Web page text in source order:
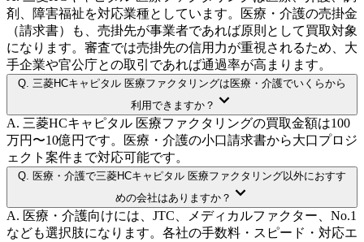
剤、障害福祉を対応業種としています。医療・介護の売掛金
（請求書）も、売掛先が事業者であれば原則として買取対象
になります。審査では売掛先の信用力が重視されるため、大
手企業や官公庁との取引であれば通過率が高まります。
Q. 三菱HCキャピタル 医療ファクタリングは医療・介護でいくらから
利用できますか？
A. 三菱HCキャピタル 医療ファクタリングの買取金額は100
万円〜10億円です。医療・介護の小口請求書から大口プロジ
ェクト案件まで対応可能です。
Q. 医療・介護で三菱HCキャピタル 医療ファクタリング以外におすす
めの会社はありますか？
A. 医療・介護向けには、JTC、メディカルファクター、No.1
なども選択肢になります。各社の手数料・スピード・対応エ